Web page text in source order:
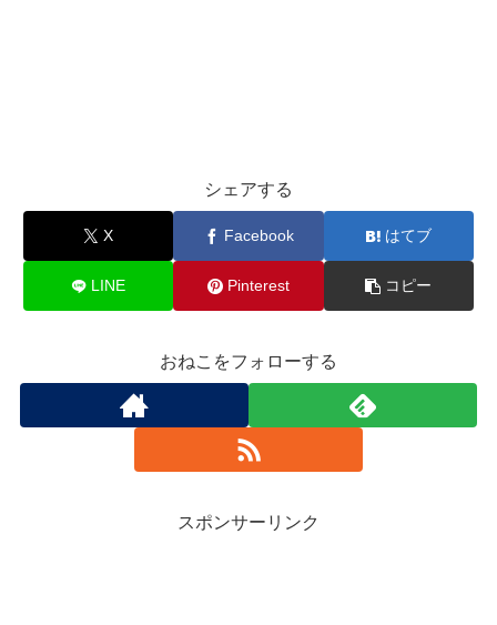
シェアする
X Facebook はてブ
LINE Pinterest コピー
おねこをフォローする
スポンサーリンク